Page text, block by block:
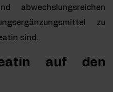
abwechslungsreichen
zu
sind.
auf den